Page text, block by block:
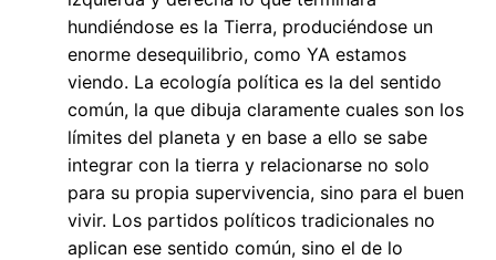
hundiéndose es la Tierra, produciéndose un
enorme desequilibrio, como YA estamos
viendo. La ecología política es la del sentido
común, la que dibuja claramente cuales son los
límites del planeta y en base a ello se sabe
integrar con la tierra y relacionarse no solo
para su propia supervivencia, sino para el buen
vivir. Los partidos políticos tradicionales no
aplican ese sentido común, sino el de lo